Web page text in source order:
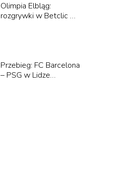
Olimpia Elbląg:
rozgrywki w Betclic 3
Przebieg: FC Barcelona
– PSG w Lidze